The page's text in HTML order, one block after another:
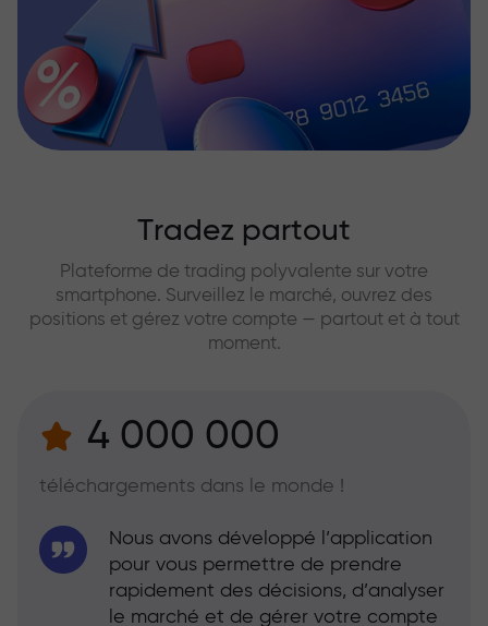
Tradez partout
Plateforme de trading polyvalente sur votre
smartphone. Surveillez le marché, ouvrez des
positions et gérez votre compte — partout et à tout
moment.
4 000 000
téléchargements dans le monde !
Nous avons développé l’application
pour vous permettre de prendre
rapidement des décisions, d’analyser
le marché et de gérer votre compte